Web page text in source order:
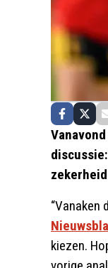
“Vanaken
kiezen.